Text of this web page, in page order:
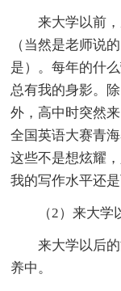
来大学以前
（当然是老师说
是）。每年的什
总有我的身影。
外，高中时突然
全国英语大赛青
这些不是想炫耀
我的写作水平还
（2）来大学
来大学以后
养中。